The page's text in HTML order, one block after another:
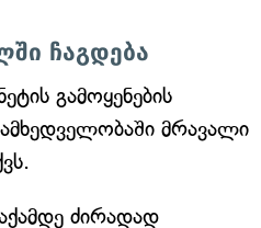
ჩაგდება
გამოყენების
მრავალი
ძირადად